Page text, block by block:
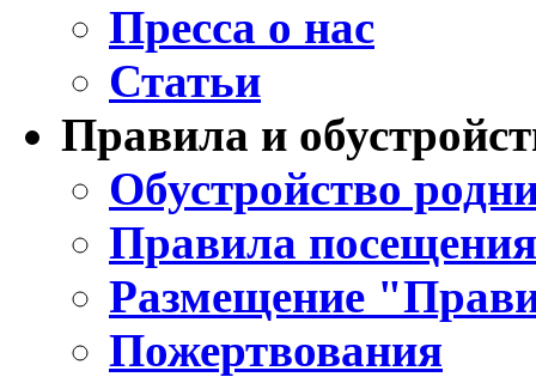
Пресса о нас
Статьи
Правила и
Обустройство
Правила
Размещение
Пожертвования